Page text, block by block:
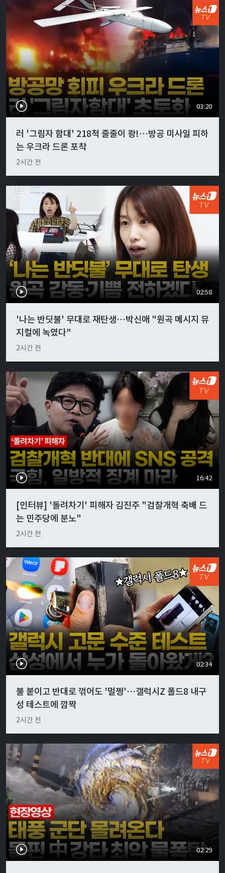
03:20
러 '그림자 함대' 218척 줄줄이 쾅!…방공 미사일 피하
는 우크라 드론 포착
2시간 전
02:58
'나는 반딧불' 무대로 재탄생…박신애 "원곡 메시지 뮤
지컬에 녹였다"
2시간 전
16:42
[인터뷰] '돌려차기' 피해자 김진주 "검찰개혁 축배 드
는 민주당에 분노"
2시간 전
02:34
불 붙이고 반대로 꺾어도 '멀쩡'…갤럭시Z 폴드8 내구
성 테스트에 깜짝
2시간 전
02:29